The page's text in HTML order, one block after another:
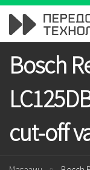
Bosch
cut-off